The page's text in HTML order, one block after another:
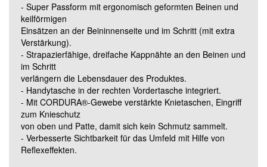
Grösse 82C54 (Standard)
Grösse 82C56 (Standard)
Grösse 82C58 (Standard)
Grösse 82C60 (Standard)
- Super Passform mit ergonomisch geformten Beinen und
keilförmigen
Einsätzen an der Beininnenseite und im Schritt (mit extra
Verstärkung).
- Strapazierfähige, dreifache Kappnähte an den Beinen und
im Schritt
verlängern die Lebensdauer des Produktes.
- Handytasche in der rechten Vordertasche integriert.
- Mit CORDURA®-Gewebe verstärkte Knietaschen, Eingriff
zum Knieschutz
von oben und Patte, damit sich kein Schmutz sammelt.
- Verbesserte Sichtbarkeit für das Umfeld mit Hilfe von
Reflexeffekten.